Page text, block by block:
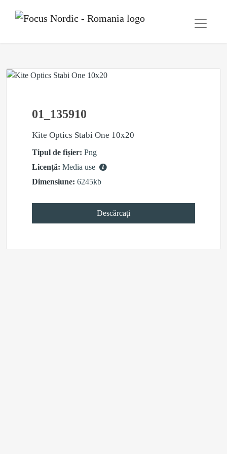
01_135910
Kite Optics Stabi One 10x20
Tipul de fișier: Png
Licență: Media use
Dimensiune: 6245kb
Descărcați